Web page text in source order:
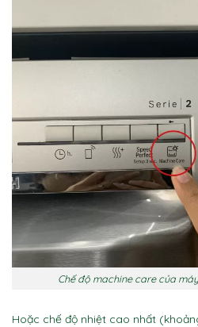
Chế độ machine care của
Hoặc chế độ nhiệt cao nhất